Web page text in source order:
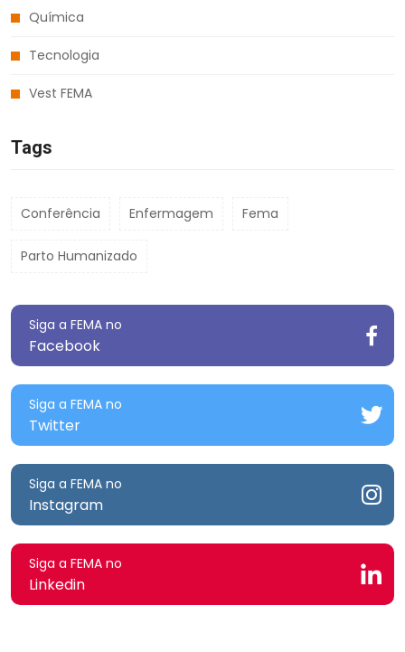
Química
Tecnologia
Vest FEMA
Tags
Conferência Enfermagem Fema
Parto Humanizado
Siga a FEMA no
Facebook
Siga a FEMA no
Twitter
Siga a FEMA no
Instagram
Siga a FEMA no
Linkedin